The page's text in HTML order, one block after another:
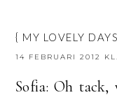
{ MY LOVELY
14 FEBRUARI 2012
Sofia: Oh